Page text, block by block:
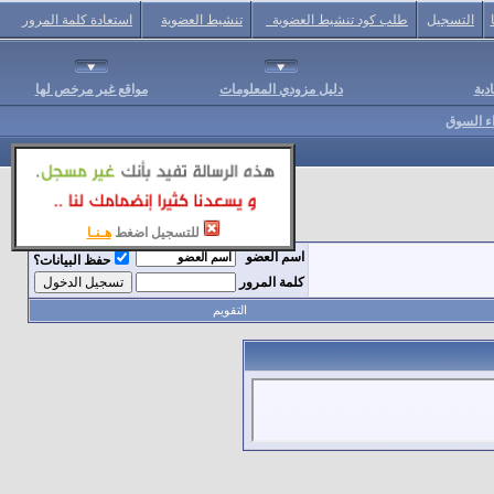
للتسجيل اضغط هـنـا
التسجيل طلب كود تنشيط العضوية تنشيط العضوية استعادة كلمة المرور
دليل مزودي المعلومات مواقع غير مرخص لها
السوق
اسم العضو
حفظ البيانات؟
كلمة المرور
التقويم